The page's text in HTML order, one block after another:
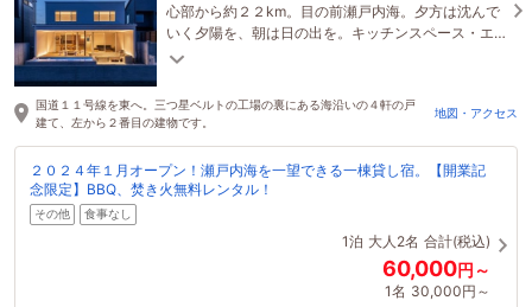
心部から約２２km。目の前瀬戸内海。夕方は沈んで
いく夕陽を、朝は日の出を。キッチンスペース・エ
アコンを完備しており、快適にお過ごしいただけま
国道１１号線を東へ。三つ星ベルトの工場の裏にある海沿いの４軒の戸
建て、左から２番目の建物です。
地図・アクセス
２０２４年１月オープン！瀬戸内海を一望できる一棟貸し宿。【開業記
念限定】BBQ、焚き火無料レンタル！
その他 食事なし
1泊 大人2名 合計(税込)
60,000円～
1名 30,000円～